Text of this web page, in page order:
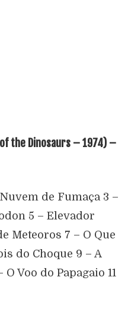
of the Dinosaurs – 1974) –
de Fumaça 3 –
5 – Elevador
Meteoros 7 – O Que
do Choque 9 – A
Voo do Papagaio 11